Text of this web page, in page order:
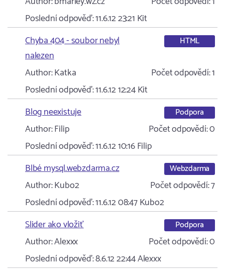
Poslední odpověď:11.6.12 23:21 Kit
Chyba 404 - soubor nebyl
nalezen
HTML
Author:Katka Počet odpovědí:1
Poslední odpověď:11.6.12 12:24Kit
Blog neexistuje
Podpora
Author:Filip Počet odpovědí:0
Poslední odpověď:11.6.12 10:16Filip
Blbé mysql.webzdarma.cz
Webzdarma
Author:Kubo2 Počet odpovědí:7
Poslední odpověď:11.6.12 08:47Kubo2
Slider ako vložiť
Podpora
Author:Alexxx Počet odpovědí:0
Poslední odpověď:8.6.12 22:44Alexxx